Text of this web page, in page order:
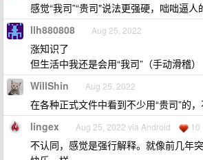
感觉“我司”“贵司"说法更强硬，咄咄逼人
llh880808 Aug 25, 2022
涨知识了
但生活中我还是会用“我司”（手动滑稽）
WillShin Aug 25, 2022
在各种正式文件中看到不少用“贵司”的
lingex Aug 25, 2022 via Android 10
不认同，感觉是强行解释。就像前几年